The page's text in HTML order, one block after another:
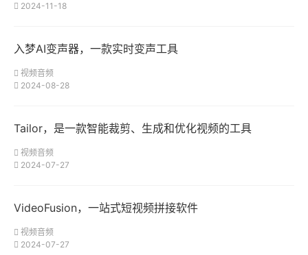
2024-11-18
入梦AI变声器，一款实时变声工具
视频音频
2024-08-28
Tailor，是一款智能裁剪、生成和优化视频的工具
视频音频
2024-07-27
VideoFusion，一站式短视频拼接软件
视频音频
2024-07-27